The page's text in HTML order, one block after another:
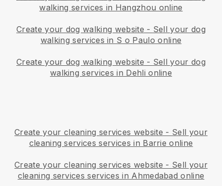
walking services in Hangzhou online
Create your dog walking website - Sell your dog
walking services in S o Paulo online
Create your dog walking website - Sell your dog
walking services in Dehli online
Create your cleaning services website - Sell your
cleaning services services in Barrie online
Create your cleaning services website - Sell your
cleaning services services in Ahmedabad online